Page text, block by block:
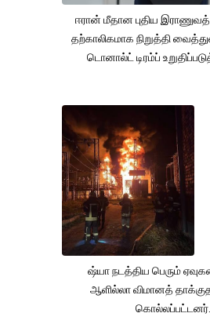
ஈரான் மீதான புதிய
தற்காலிகமாக நிறுத்தி
டொனால்ட் டிரம்ப்
ஷ்யா நடத்திய பெரும்
ஆளில்லா விமானத்
கொல்லப்பட்டனர்.